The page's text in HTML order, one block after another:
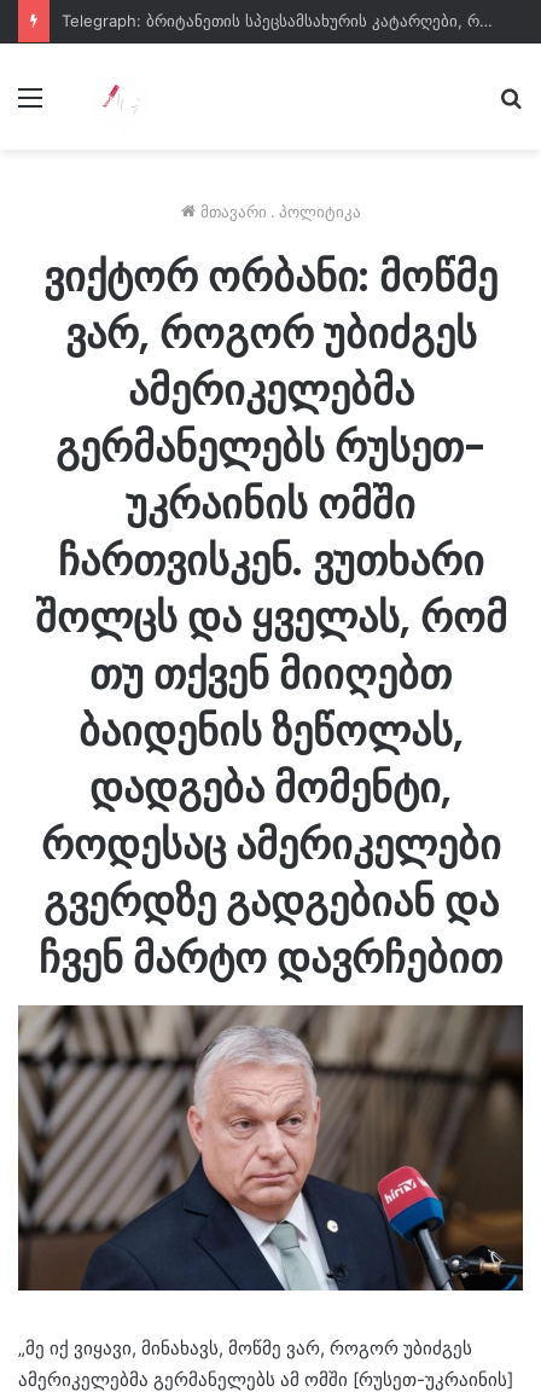
Telegraph: ბრიტანეთის სპეცსამსახურის კატარღები, რომლებიც ჩინური კამერებით აღჭურვილი აღმოჩნდა, რომელიც მონაცემებს ჩინეთს ფარულად გადასცემდა
მენიუ
მთავარი . პოლიტიკა
ვიქტორ ორბანი: მოწმე
ვარ, როგორ უბიძგეს
ამერიკელებმა
გერმანელებს რუსეთ-
უკრაინის ომში
ჩართვისკენ. ვუთხარი
შოლცს და ყველას, რომ
თუ თქვენ მიიღებთ
ბაიდენის ზეწოლას,
დადგება მომენტი,
როდესაც ამერიკელები
გვერდზე გადგებიან და
ჩვენ მარტო დავრჩებით
„მე იქ ვიყავი, მინახავს, მოწმე ვარ, როგორ უბიძგეს
ამერიკელებმა გერმანელებს ამ ომში [რუსეთ-უკრაინის]